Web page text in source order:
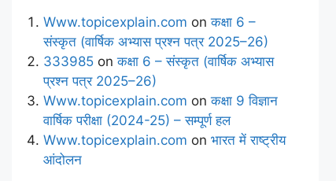
Www.topicexplain.com onकक्षा 6 –
संस्कृत (वार्षिक अभ्यास प्रश्न पत्र 2025–26)
333985 onकक्षा 6 – संस्कृत (वार्षिक अभ्यास
प्रश्न पत्र 2025–26)
Www.topicexplain.com onकक्षा 9 विज्ञान
वार्षिक परीक्षा (2024-25) – सम्पूर्ण हल
Www.topicexplain.com on भारत में राष्ट्रीय
आंदोलन